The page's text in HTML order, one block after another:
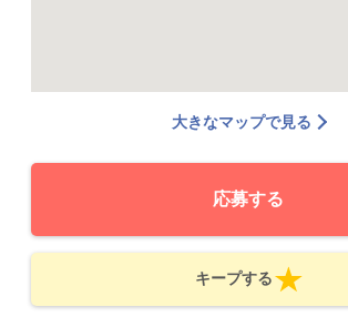
大きなマップで見る
応募する
キープする